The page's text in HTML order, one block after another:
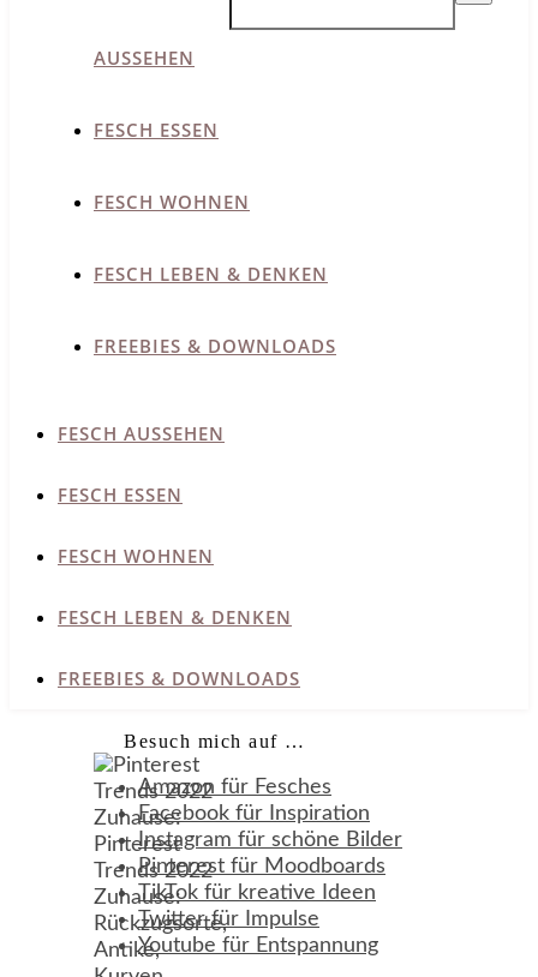
AUSSEHEN
FESCH ESSEN
FESCH WOHNEN
FESCH LEBEN & DENKEN
FREEBIES & DOWNLOADS
FESCH AUSSEHEN
FESCH ESSEN
FESCH WOHNEN
FESCH LEBEN & DENKEN
FREEBIES & DOWNLOADS
Besuch mich auf …
Amazon für Fesches
Facebook für Inspiration
Instagram für schöne Bilder
Pinterest für Moodboards
TikTok für kreative Ideen
Twitter für Impulse
Youtube für Entspannung